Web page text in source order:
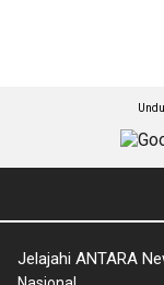
Jelajahi ANTARA